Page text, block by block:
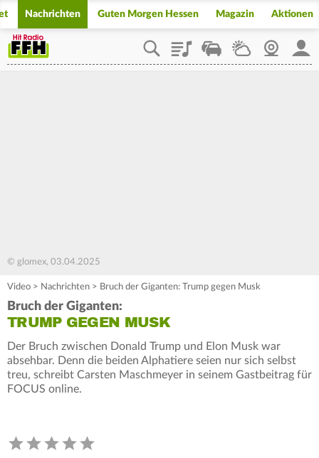
Nachrichten Guten Morgen Hessen Magazin Aktionen
PlaylistStaupilotWetterWebcam
© glomex, 03.04.2025
Video > Nachrichten > Bruch der Giganten: Trump gegen Musk
Bruch der Giganten:
TRUMP GEGEN MUSK
Der Bruch zwischen Donald Trump und Elon Musk war
absehbar. Denn die beiden Alphatiere seien nur sich selbst
treu, schreibt Carsten Maschmeyer in seinem Gastbeitrag für
FOCUS online.